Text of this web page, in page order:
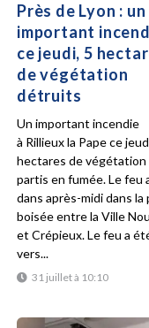
Près de Lyon : un
important
ce jeudi, 5
de végétation
détruits
31 juillet à 10:10
Un important incendie
à Rillieux la Pape ce
hectares de végétation
partis en fumée. Le feu
dans après-midi dans la
boisée entre la Ville
et Crépieux. Le feu a
vers...